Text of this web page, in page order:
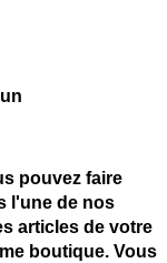
pouvez faire
l'une de nos
articles de votre
boutique. Vous